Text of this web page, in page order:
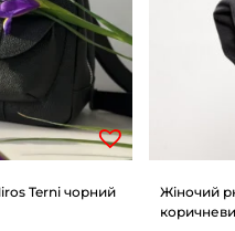
Terni чорний
Жіночий